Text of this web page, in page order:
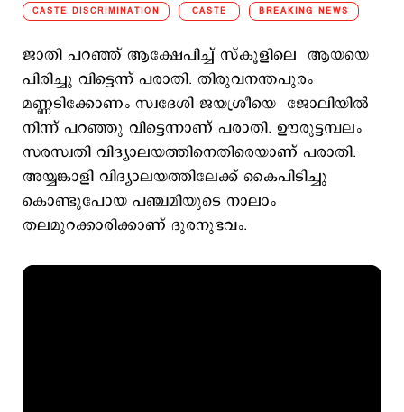
CASTE DISCRIMINATION CASTE BREAKING NEWS
ജാതി പറഞ്ഞ് ആക്ഷേപിച്ച് സ്കൂളിലെ ആയയെ
പിരിച്ചു വിട്ടെന്ന് പരാതി. തിരുവനന്തപുരം
മണ്ണടിക്കോണം സ്വദേശി ജയശ്രീയെ ജോലിയിൽ
നിന്ന് പറഞ്ഞു വിട്ടെന്നാണ് പരാതി. ഊരുട്ടമ്പലം
സരസ്വതി വിദ്യാലയത്തിനെതിരെയാണ് പരാതി.
അയ്യങ്കാളി വിദ്യാലയത്തിലേക്ക് കൈപിടിച്ചു
കൊണ്ടുപോയ പഞ്ചമിയുടെ നാലാം
തലമുറക്കാരിക്കാണ് ദുരനുഭവം.